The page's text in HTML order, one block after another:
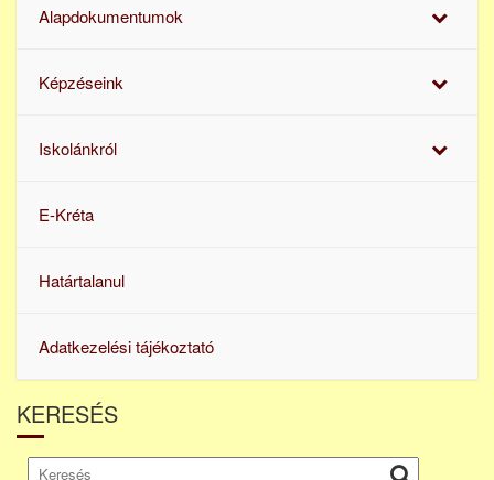
Alapdokumentumok
Képzéseink
Iskolánkról
E-Kréta
Határtalanul
Adatkezelési tájékoztató
KERESÉS